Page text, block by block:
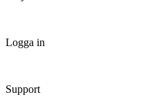
Logga in
Support